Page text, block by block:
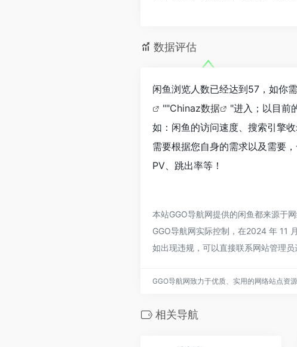
数据评估
闲鱼浏览人数已经达到57，如你
""Chinaz数据
"进入；以目前
如：闲鱼的访问速度、搜索引擎
需要根据您自身的需求以及需要
PV、跳出率等！
本站GGO导航网提供的闲鱼都来源于
GGO导航网实际控制，在2024 年 11
如出现违规，可以直接联系网站管理员
GGO导航网致力于优质、实用的网络站点资
相关导航